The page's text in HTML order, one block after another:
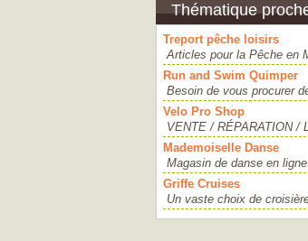
Thématique
Treport pêche loisirs
Articles pour la Pêche en
Run and Swim Quimper
Besoin de vous procurer
Velo Pro Shop
VENTE / RÉPARATION /
Mademoiselle Danse
Magasin de danse en
Griffe Cruises
Un vaste choix de